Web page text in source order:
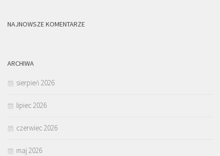
NAJNOWSZE KOMENTARZE
ARCHIWA
sierpień 2026
lipiec 2026
czerwiec 2026
maj 2026